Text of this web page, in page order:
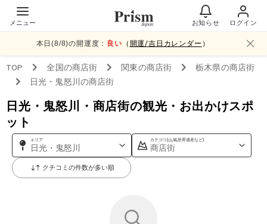
メニュー お知らせ ログイン
本日(8/8)の開運度： 良い （ 開運/吉日カレンダー ）
TOP 全国の商店街 関東の商店街 栃木県の商店街
日光・鬼怒川 の商店街
日光・鬼怒川・商店街の観光・お出かけスポ
ット
エリア
日光・鬼怒川
カテゴリ(山,城,世界遺産など)
商店街
クチコミの件数が多い順